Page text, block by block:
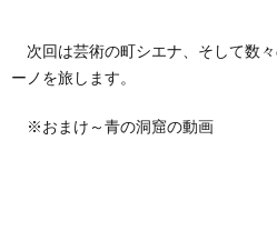
次回は芸術の町シエナ、そして数
ーノを旅します。
※おまけ～青の洞窟の動画